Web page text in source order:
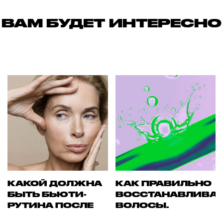
ВАМ БУДЕТ ИНТЕРЕСНО
КАКОЙ ДОЛЖНА
БЫТЬ БЬЮТИ-
РУТИНА ПОСЛЕ
КАК ПРАВИЛЬНО
ВОЛОСЫ.